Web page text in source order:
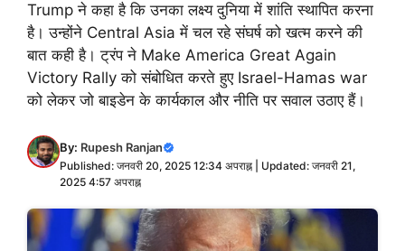
Trump ने कहा है कि उनका लक्ष्य दुनिया में शांति स्थापित करना
है। उन्होंने Central Asia में चल रहे संघर्ष को खत्म करने की
बात कही है। ट्रंप ने Make America Great Again
Victory Rally को संबोधित करते हुए Israel-Hamas war
को लेकर जो बाइडेन के कार्यकाल और नीति पर सवाल उठाए हैं।
By: Rupesh Ranjan
Published: जनवरी 20, 2025 12:34 अपराह्न | Updated: जनवरी 21,
2025 4:57 अपराह्न